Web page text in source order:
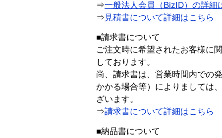
⇒一般法人会員（BizID）の詳細
⇒ 見積書について詳細はこちら
■請求書について
ご注文時に希望されたお客様に
しております。
尚、請求書は、営業時間内での
かかる場合等）によりましては
ざいます。
⇒請求書について詳細はこちら
■納品書について